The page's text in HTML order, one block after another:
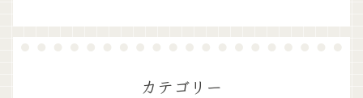
カテゴリー